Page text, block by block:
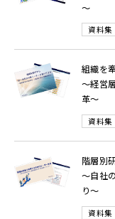
～
資料集
組織を
～経営
革～
資料集
階層別
～自社
り～
資料集